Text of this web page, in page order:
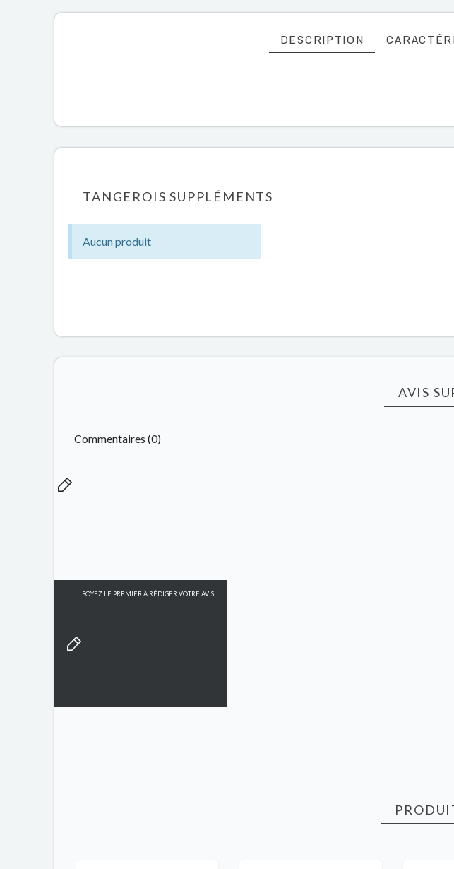
DESCRIPTION
TANGEROIS SUPPLÉMENTS
Aucun produit
AVIS
Commentaires (0)
SOYEZ LE PREMIER À RÉDIGER VOTRE AVIS